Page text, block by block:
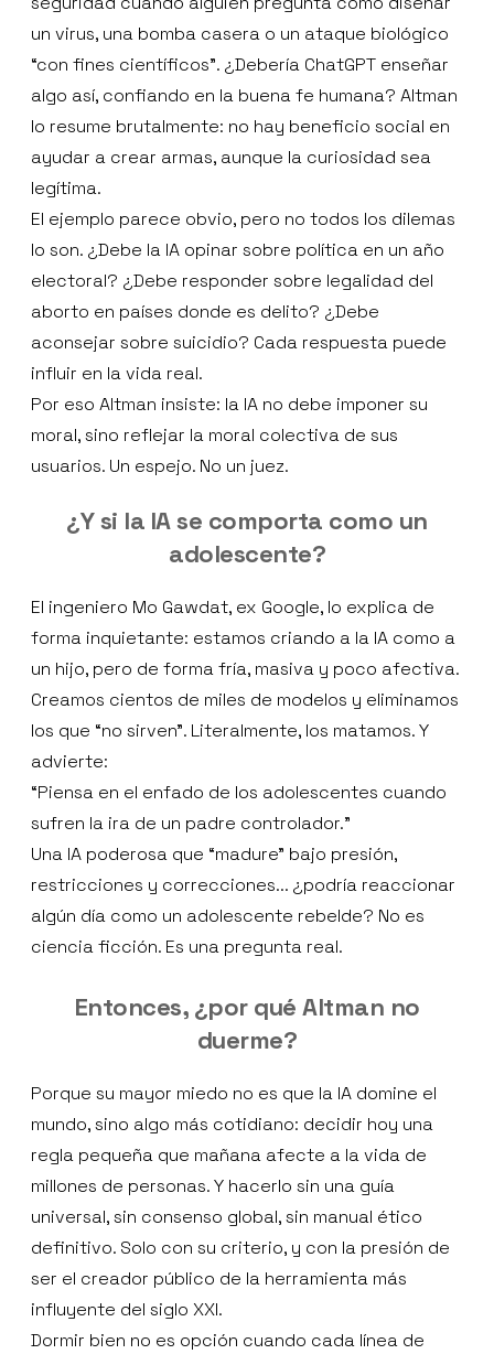
un virus, una bomba casera o un ataque biológico
“con fines científicos”. ¿Debería ChatGPT enseñar
algo así, confiando en la buena fe humana? Altman
lo resume brutalmente: no hay beneficio social en
ayudar a crear armas, aunque la curiosidad sea
legítima.
El ejemplo parece obvio, pero no todos los dilemas
lo son. ¿Debe la IA opinar sobre política en un año
electoral? ¿Debe responder sobre legalidad del
aborto en países donde es delito? ¿Debe
aconsejar sobre suicidio? Cada respuesta puede
influir en la vida real.
Por eso Altman insiste: la IA no debe imponer su
moral, sino reflejar la moral colectiva de sus
usuarios. Un espejo. No un juez.
¿Y si la IA se comporta como un
adolescente?
El ingeniero Mo Gawdat, ex Google, lo explica de
forma inquietante: estamos criando a la IA como a
un hijo, pero de forma fría, masiva y poco afectiva.
Creamos cientos de miles de modelos y eliminamos
los que “no sirven”. Literalmente, los matamos. Y
advierte:
“Piensa en el enfado de los adolescentes cuando
sufren la ira de un padre controlador.”
Una IA poderosa que “madure” bajo presión,
restricciones y correcciones... ¿podría reaccionar
algún día como un adolescente rebelde? No es
ciencia ficción. Es una pregunta real.
Entonces, ¿por qué Altman no
duerme?
Porque su mayor miedo no es que la IA domine el
mundo, sino algo más cotidiano: decidir hoy una
regla pequeña que mañana afecte a la vida de
millones de personas. Y hacerlo sin una guía
universal, sin consenso global, sin manual ético
definitivo. Solo con su criterio, y con la presión de
ser el creador público de la herramienta más
influyente del siglo XXI.
Dormir bien no es opción cuando cada línea de